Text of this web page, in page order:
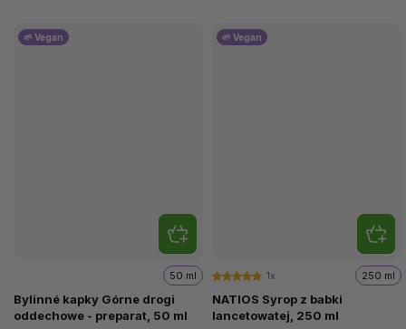
🌱 Vegan
Bylinné kapky Górne drogi
oddechowe - preparat, 50 ml
50 ml
🌱 Vegan
NATIOS Syrop z babki
lancetowatej, 250 ml
1x 250 ml